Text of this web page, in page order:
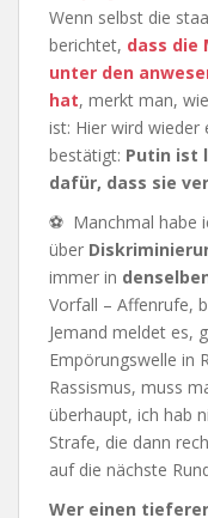
Wenn selbst die
berichtet, dass die
unter den
hat, merkt man,
ist: Hier wird wieder
bestätigt: Putin ist
dafür, dass sie
⚽ Manchmal habe
über
immer in
Vorfall – Affenrufe,
Jemand meldet es,
Empörungswelle in
Rassismus, muss
überhaupt, ich hab
Strafe, die dann
auf die nächste
Wer einen